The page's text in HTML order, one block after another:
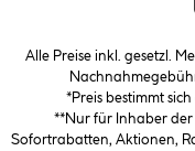
Alle Preise inkl. gesetzl.
*Preis bestimmt
**Nur für Inhaber
Sofortrabatten, Aktionen,